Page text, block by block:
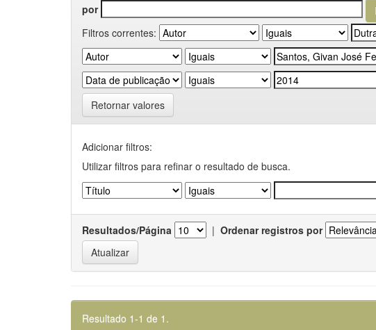
por
Filtros correntes:
Retornar valores
Adicionar filtros:
Utilizar filtros para refinar o resultado de busca.
Resultados/Página | Ordenar registros por
Resultado 1-1 de 1.